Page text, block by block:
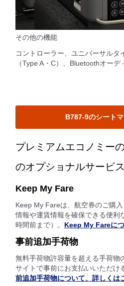
その他の機能
コントローラー、ユニバーサルタ
（Type A・C）、Bluetoothオーデ
B787-9のシート
プレミアムエコノミー
のオプショナルサービス
Keep My Fare
Keep My Fareは、航空券のご購
情報や運賃情報を確保できる便利
時間前まで）。 Keep My Fareに
事前追加手荷物
無料手荷物許容量を超える手荷物
サイトで事前にお支払いいただけ
前追加手荷物について、詳しくは